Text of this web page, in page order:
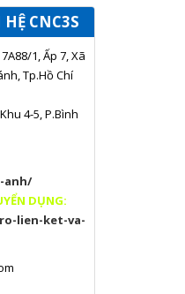
CNC3S
1, Ấp 7, Xã
Tp.Hồ Chí
4-5, P.Bình
anh/
DỤNG:
lien-ket-va-